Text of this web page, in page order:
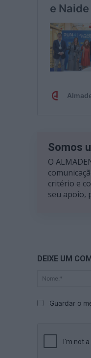
Somos
O
critério e
seu apoio,
DEIXE UM
Guardar o